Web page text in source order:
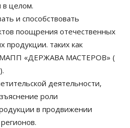
в целом.
и способствовать
поощрения отечественных
продукции. таких как
МАПП «ДЕРЖАВА МАСТЕРОВ» (
деятельности,
роли
в продвижении